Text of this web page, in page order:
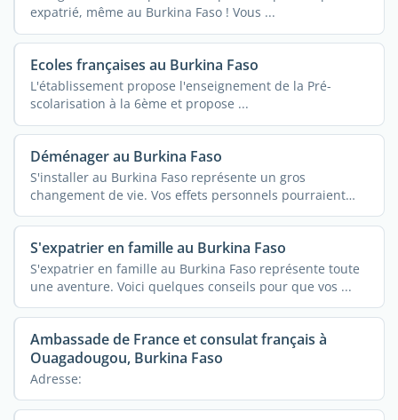
expatrié, même au Burkina Faso ! Vous ...
Ecoles françaises au Burkina Faso
L'établissement propose l'enseignement de la Pré-
scolarisation à la 6ème et propose ...
Déménager au Burkina Faso
S'installer au Burkina Faso représente un gros
changement de vie. Vos effets personnels pourraient
vous ...
S'expatrier en famille au Burkina Faso
S'expatrier en famille au Burkina Faso représente toute
une aventure. Voici quelques conseils pour que vos ...
Ambassade de France et consulat français à
Ouagadougou, Burkina Faso
Adresse: